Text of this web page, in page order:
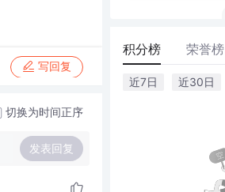
写回复
切换为时间正序
发表回复
积分榜 荣誉榜
近7日 近30日